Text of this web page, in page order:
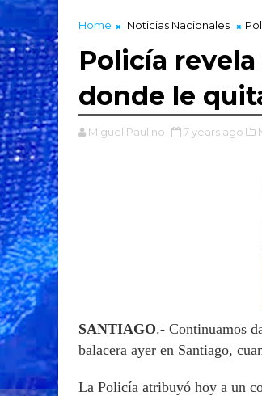
Home Noticias Nacionales
Policía
donde le
Miguel Paulino 7 years ago
SANTIAGO.- Continuamos
balacera ayer en Santiago,
La Policía atribuyó hoy a un